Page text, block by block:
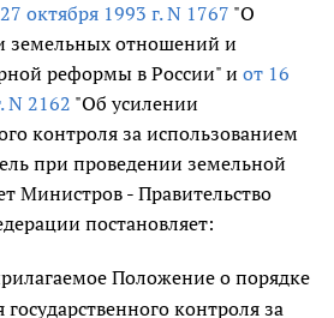
октября 1993 г. N 1767 "О
земельных отношений и
реформы в России" и от 16
N 2162 "Об усилении
контроля за использованием
при проведении земельной
Министров - Правительство
постановляет:
Положение о порядке
контроля за